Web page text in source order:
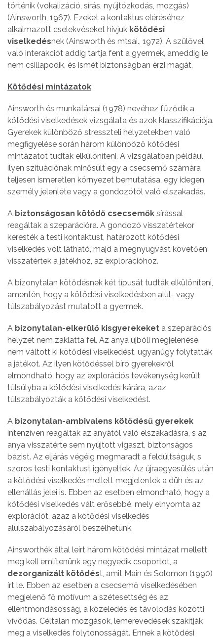
történik (vokalizáció, sírás, nyújtózkodás, mozgás)
(Ainsworth, 1967). Ezeket a kontaktus eléréséhez
alkalmazott cselekvéseket hívjuk kötődési
viselkedésnek (Ainsworth és mtsai., 1972). A szülővel
való interakciót addig tartja fent a gyermek, ameddig le
nem csillapodik, és ismét biztonságban érzi magát.
Kötődési mintázatok
Ainsworth és munkatársai (1978) nevéhez fűződik a
kötődési viselkedések vizsgálata és azok klasszifikációja.
Gyerekek különböző stresszteli helyzetekben való
megfigyelése során három különböző kötődési
mintázatot tudtak elkülöníteni. A vizsgálatban például
ilyen szituációnak minősült egy a csecsemő számára
teljesen ismeretlen környezet bemutatása, egy idegen
személy jelenléte vagy a gondozótól való elszakadás.
A biztonságosan kötődő csecsemők sírással
reagáltak a szeparációra. A gondozó visszatértekor
keresték a testi kontaktust, határozott kötődési
viselkedés volt látható, majd a megnyugvást követően
visszatértek a játékhoz, az explorációhoz.
A bizonytalan kötődésnek két típusát tudták elkülöníteni,
amentén, hogy a kötődési viselkedésben alul- vagy
túlszabályozást mutatott a gyermek.
A bizonytalan-elkerülő kisgyerekeket a szeparációs
helyzet nem zaklatta fel. Az anya újbóli megjelenése
nem váltott ki kötődési viselkedést, ugyanúgy folytatták
a játékot. Az ilyen kötődéssel bíró gyerekekről
elmondható, hogy az explorációs tevékenység került
túlsúlyba a kötődési viselkedés kárára, azaz
túlszabályozták a kötődési viselkedést.
A bizonytalan-ambivalens kötődésű gyerekek
intenzíven reagáltak az anyától való elszakadásra, s az
anya visszatérte sem nyújtott vigaszt, biztonságos
bázist. Az eljárás végéig megmaradt a feldúltságuk, s
szoros testi kontaktust igényeltek. Az újraegyesülés után
a kötődési viselkedés mellett megjelentek a düh és az
ellenállás jelei is. Ebben az esetben elmondható, hogy a
kötődési viselkedés vált erősebbé, mely elnyomta az
explorációt, azaz a kötődési viselkedés
alulszabályozásáról beszélhetünk.
Ainsworthék által leírt három kötődési mintázat mellett
meg kell említenünk egy negyedik csoportot, a
dezorganizált kötődést, amit Main és Solomon (1990)
írt le. Ebben az esetben a csecsemő viselkedésében
megjelenő fő motívum a szétesettség és az
ellentmondásosság, a közeledés és távolodás közötti
vívódás. Céltalan mozgások, lemerevedések szakítják
meg a viselkedés folytonosságát. Ennek a kötődési